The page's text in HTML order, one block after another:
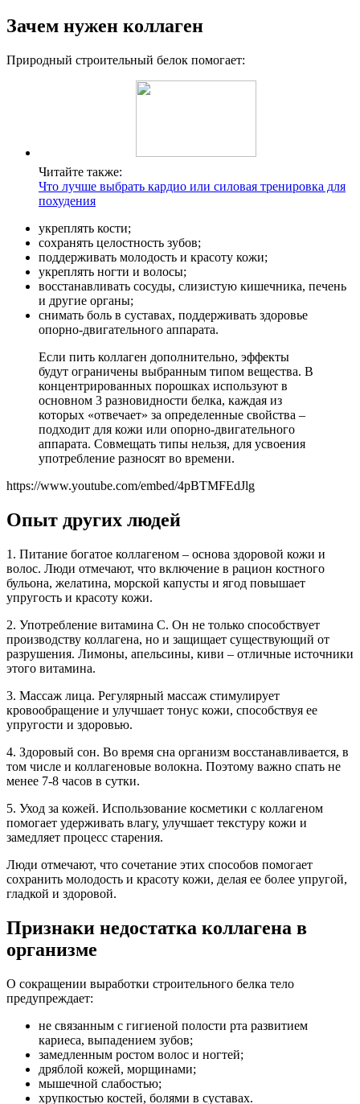
Зачем нужен коллаген
Природный строительный белок помогает:
Читайте также:
Что лучше выбрать кардио или силовая тренировка для
похудения
укреплять кости;
сохранять целостность зубов;
поддерживать молодость и красоту кожи;
укреплять ногти и волосы;
восстанавливать сосуды, слизистую кишечника, печень
и другие органы;
снимать боль в суставах, поддерживать здоровье
опорно-двигательного аппарата.
Если пить коллаген дополнительно, эффекты
будут ограничены выбранным типом вещества. В
концентрированных порошках используют в
основном 3 разновидности белка, каждая из
которых «отвечает» за определенные свойства –
подходит для кожи или опорно-двигательного
аппарата. Совмещать типы нельзя, для усвоения
употребление разносят во времени.
https://www.youtube.com/embed/4pBTMFEdJlg
Опыт других людей
1. Питание богатое коллагеном – основа здоровой кожи и
волос. Люди отмечают, что включение в рацион костного
бульона, желатина, морской капусты и ягод повышает
упругость и красоту кожи.
2. Употребление витамина C. Он не только способствует
производству коллагена, но и защищает существующий от
разрушения. Лимоны, апельсины, киви – отличные источники
этого витамина.
3. Массаж лица. Регулярный массаж стимулирует
кровообращение и улучшает тонус кожи, способствуя ее
упругости и здоровью.
4. Здоровый сон. Во время сна организм восстанавливается, в
том числе и коллагеновые волокна. Поэтому важно спать не
менее 7-8 часов в сутки.
5. Уход за кожей. Использование косметики с коллагеном
помогает удерживать влагу, улучшает текстуру кожи и
замедляет процесс старения.
Люди отмечают, что сочетание этих способов помогает
сохранить молодость и красоту кожи, делая ее более упругой,
гладкой и здоровой.
Признаки недостатка коллагена в
организме
О сокращении выработки строительного белка тело
предупреждает:
не связанным с гигиеной полости рта развитием
кариеса, выпадением зубов;
замедленным ростом волос и ногтей;
дряблой кожей, морщинами;
мышечной слабостью;
хрупкостью костей, болями в суставах.